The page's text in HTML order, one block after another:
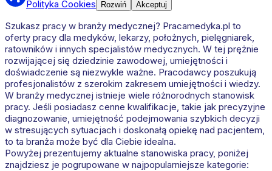
Polityka Cookies Rozwiń Akceptuj
Szukasz pracy w branży medycznej? Pracamedyka.pl to
oferty pracy dla medyków, lekarzy, położnych, pielęgniarek,
ratowników i innych specjalistów medycznych. W tej prężnie
rozwijającej się dziedzinie zawodowej, umiejętności i
doświadczenie są niezwykle ważne. Pracodawcy poszukują
profesjonalistów z szerokim zakresem umiejętności i wiedzy.
W branży medycznej istnieje wiele różnorodnych stanowisk
pracy. Jeśli posiadasz cenne kwalifikacje, takie jak precyzyjne
diagnozowanie, umiejętność podejmowania szybkich decyzji
w stresujących sytuacjach i doskonałą opiekę nad pacjentem,
to ta branża może być dla Ciebie idealna.
Powyżej prezentujemy aktualne stanowiska pracy, poniżej
znajdziesz je pogrupowane w najpopularniejsze kategorie: